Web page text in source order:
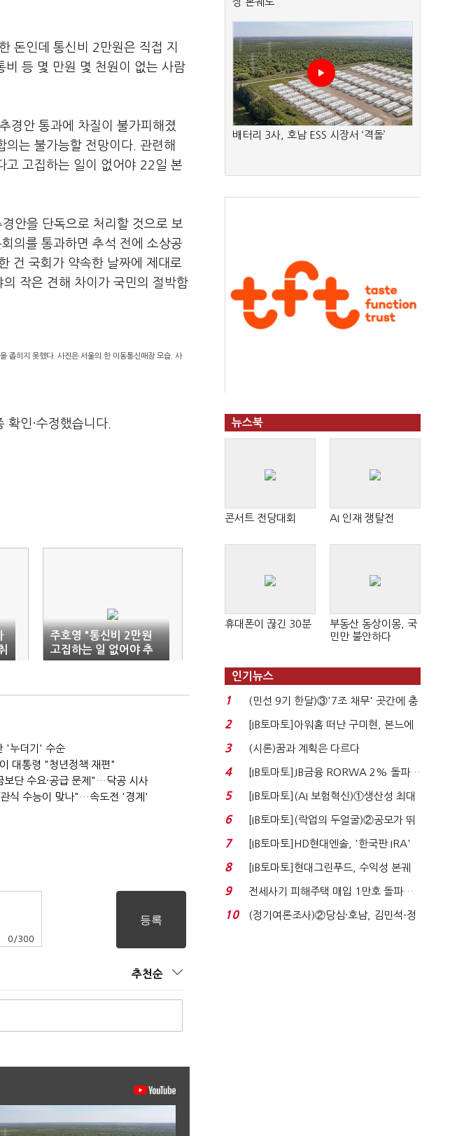
돈인데 통신비 2만원은 직접 지
등 몇 만원 몇 천원이 없는 사람
경안 통과에 차질이 불가피해졌
는 불가능할 전망이다. 관련해
고 고집하는 일이 없어야 22일 본
안을 단독으로 처리할 것으로 보
의를 통과하면 추석 전에 소상공
건 국회가 약속한 날짜에 제대로
작은 견해 차이가 국민의 절박함
좁히지 못했다. 사진은 서울의 한 이동통신매장 모습. 사
인·수정했습니다.
주호영 "통신비 2만원
고집하는 일 없어야 추
경 정상 처리"
'누더기' 수순
대통령 "청년정책 재편"
보단 수요·공급 문제"…닥공 시사
식 수능이 맞나"…속도전 '경계'
0 /300
추천순
배터리 3사, 호남 ESS 시장서 ‘격돌’
뉴스북
콘서트 전당대회 AI 인재 쟁탈전
휴대폰이 끊긴 30분
부동산 동상이몽, 국
민만 불안하다
인기뉴스
1
(민선 9기 한달)③'7조 채무' 곳간에 충
격…추미애, 20년...
2
[IB토마토]아워홈 떠난 구미현, 본느에
340억 베팅…가...
3 (시론)꿈과 계획은 다르다
4
[IB토마토]JB금융 RORWA 2% 돌파…
실적 견인은 은행 ...
5
[IB토마토](AI 보험혁신)①생산성 최대
80% 개선…현실...
6
[IB토마토](락업의 두얼굴)②공모가 뛰
자 첫날 매도…FI ...
7
[IB토마토]HD현대엔솔, '한국판 IRA'
수혜 부상…세액공...
8
[IB토마토]현대그린푸드, 수익성 본궤
도…실적 개선에 ...
9
전세사기 피해주택 매입 1만호 돌파…
누적 피해자 4만2...
10
(정기여론조사)②당심·호남, 김민석-정